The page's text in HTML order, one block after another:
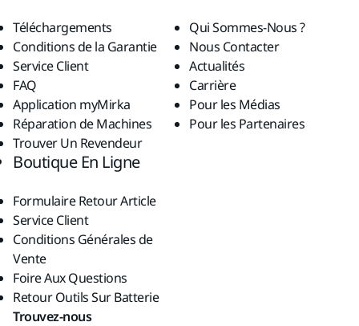
Téléchargements
Conditions de la Garantie
Service Client
FAQ
Application myMirka
Réparation de Machines
Trouver Un Revendeur
Qui Sommes-Nous ?
Nous Contacter
Actualités
Carrière
Pour les Médias
Pour les Partenaires
Boutique En Ligne
Formulaire Retour Article
Service Client
Conditions Générales de
Vente
Foire Aux Questions
Retour Outils Sur Batterie
Trouvez-nous